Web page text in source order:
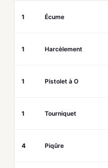
1 Écume
1 Harcèlement
1 Pistolet à O
1 Tourniquet
4 Piqûre